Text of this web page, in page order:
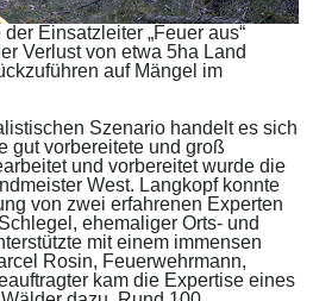
Einsatzleiter „Feuer aus“
Verlust von etwa 5ha Land
auf Mängel im
Szenario handelt es sich
gut vorbereitete und groß
und vorbereitet wurde die
West. Langkopf konnte
von zwei erfahrenen Experten
ehemaliger Orts- und
mit einem immensen
Rosin, Feuerwehrmann,
kam die Expertise eines